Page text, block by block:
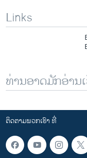
Links
ທ່ານອາດມັກອ່ານ
ຕິດຕາມພວກເຮົາ ທີ່